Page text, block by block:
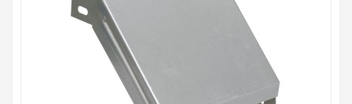
конкретного товара, получить информацию об
отличительных особенностях товара, который вы
собираетесь купить. Мы всегда рады помочь,
посоветовать, рассказать подробно о товарах из
нашего ассортимента.
Свяжитесь с нами любым способом, который для вас